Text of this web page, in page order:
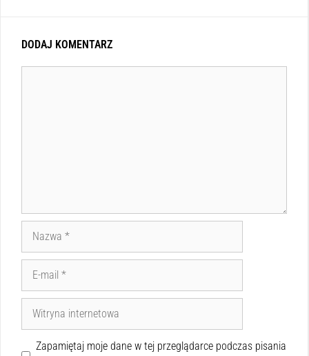
DODAJ KOMENTARZ
Zapamiętaj moje dane w tej przeglądarce podczas pisania